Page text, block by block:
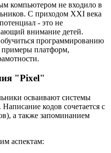
компьютером не входило в
С приходом XXI века
- это не
внимание детей.
программированию
примеры платформ,
"Pixel"
осваивают системы
кодов сочетается с
а также запоминанием
аспектам: